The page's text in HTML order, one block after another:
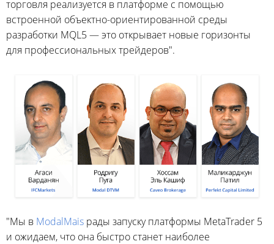
торговля реализуется в платформе с помощью
встроенной объектно-ориентированной среды
разработки MQL5 — это открывает новые горизонты
для профессиональных трейдеров".
"Мы в ModalMais рады запуску платформы MetaTrader 5
и ожидаем, что она быстро станет наиболее